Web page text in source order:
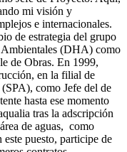
mi visión y
e internacionales.
de estrategia del grupo
(DHA) como
de Obras. En 1999,
en la filial de
como Jefe del de
hasta ese momento
tras la adscripción
de aguas, como
puesto, participe de